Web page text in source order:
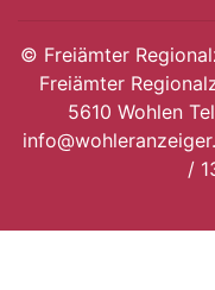
© Freiämter
Freiämter
5610 Wohlen
/